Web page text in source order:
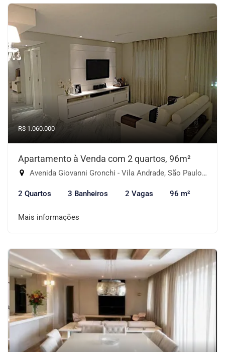
R$ 1.060.000
Apartamento à Venda com 2 quartos, 96m²
Avenida Giovanni Gronchi - Vila Andrade, São Paulo-SP
2 Quartos 3 Banheiros 2 Vagas 96 m²
Mais informações